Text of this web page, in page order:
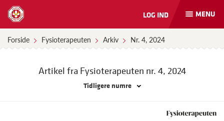
Åbn
og
MENU
LOG IND
Forside Fysioterapeuten Arkiv Nr. 4, 2024
Artikel fra Fysioterapeuten nr. 4, 2024
Tidligere numre